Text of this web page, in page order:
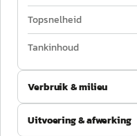
Topsnelheid
Tankinhoud
Verbruik & milieu
Uitvoering & afwerking